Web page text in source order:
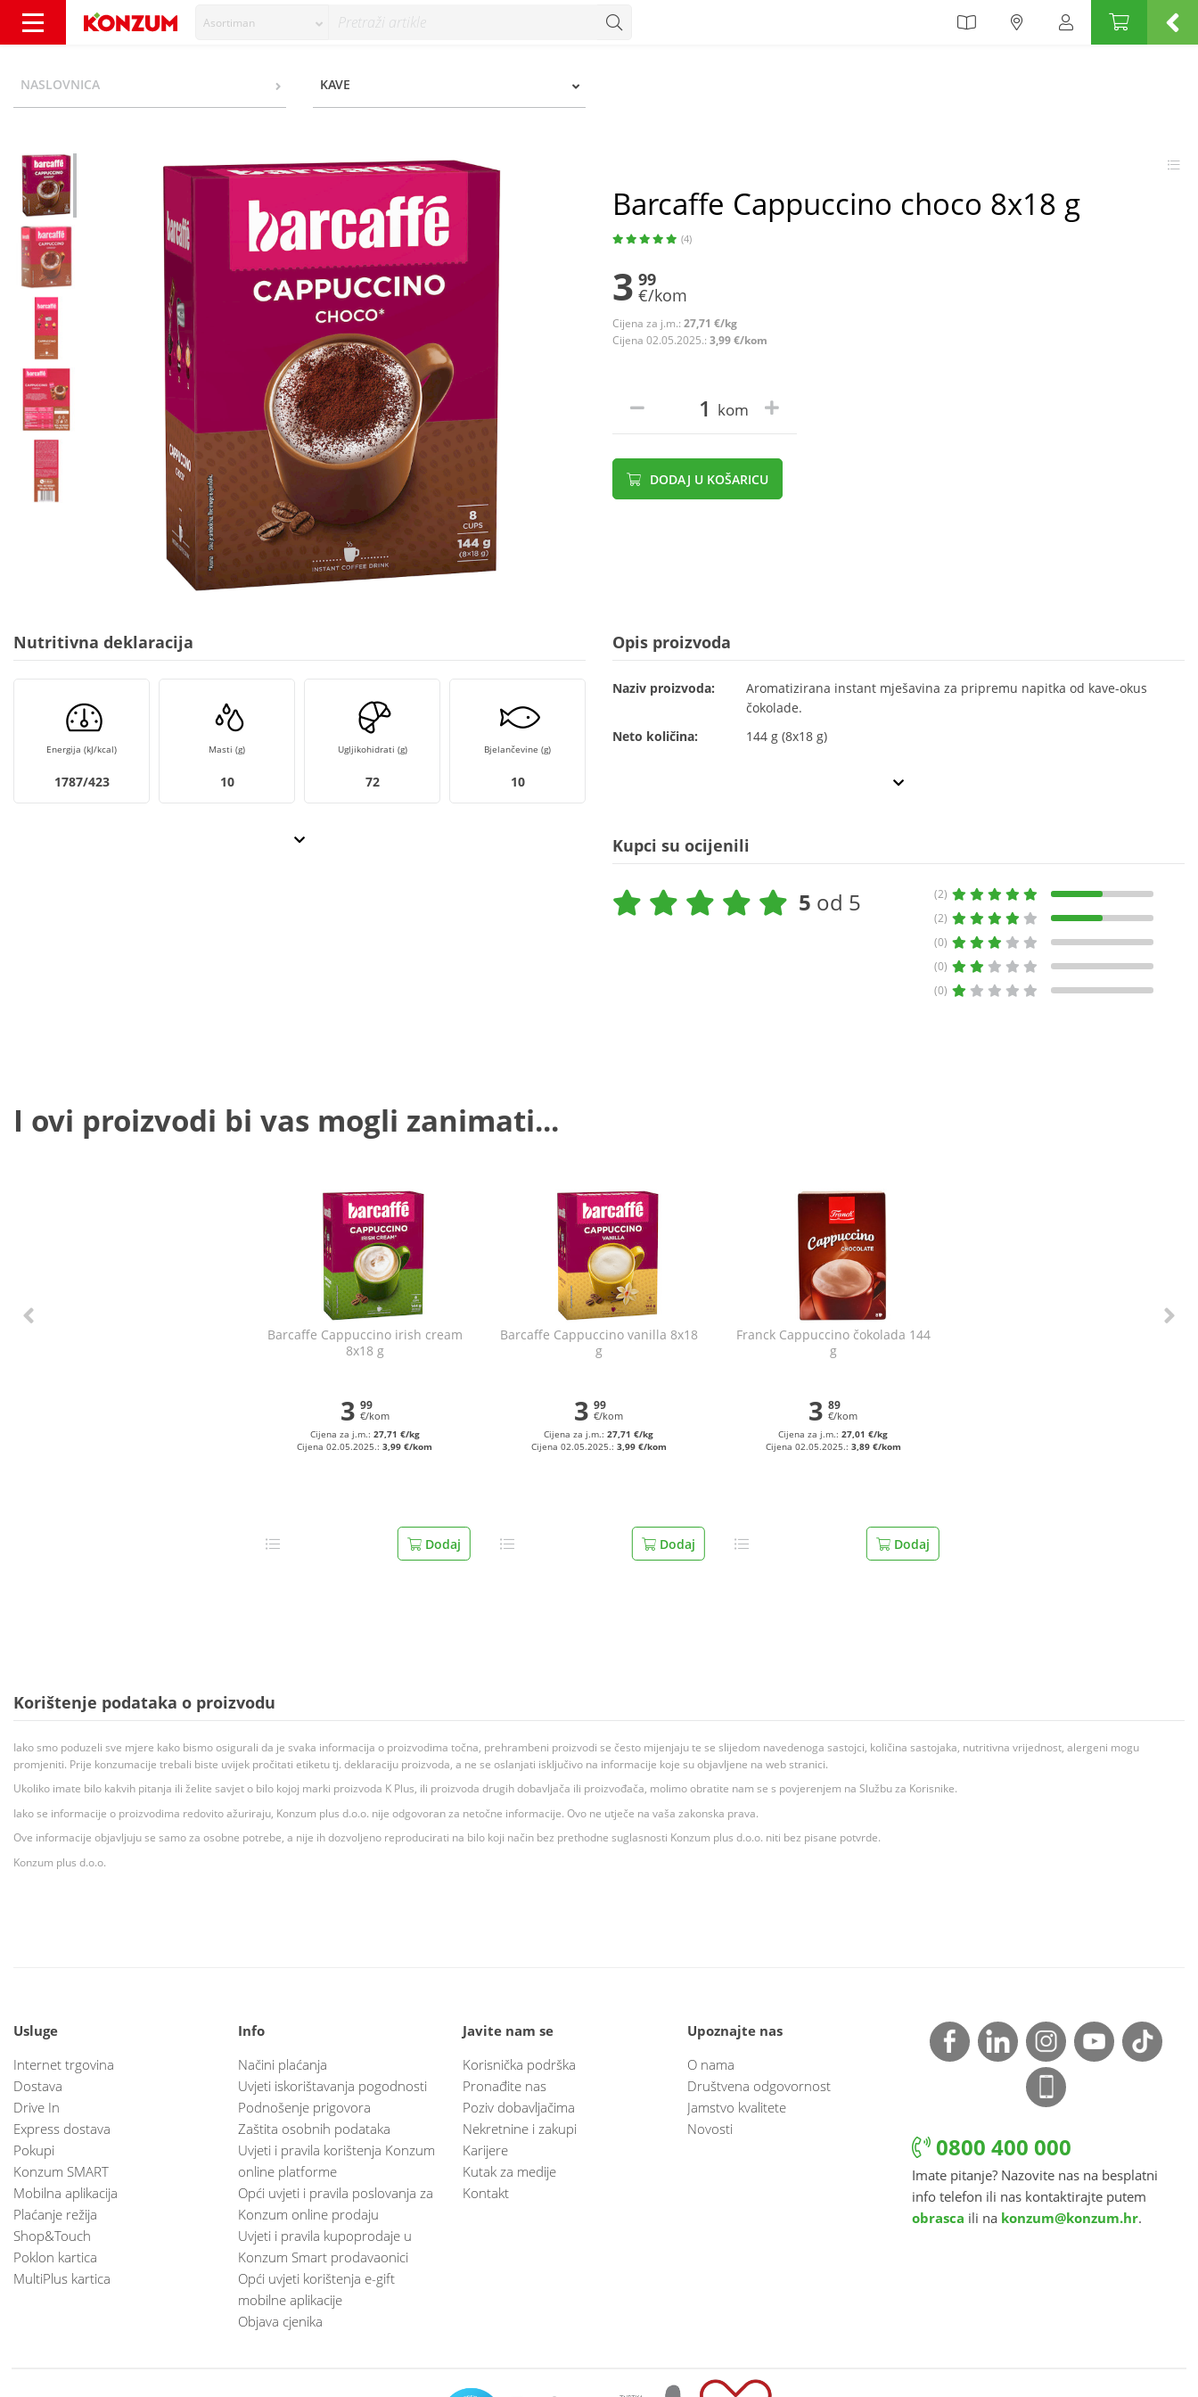
Asortiman
NASLOVNICA KAVE
Barcaffe Cappuccino choco 8x18 g
(4)
3 99
€/kom
Cijena za j.m.: 27,71 €/kg
Cijena 02.05.2025.: 3,99 €/kom
kom
DODAJ U KOŠARICU
Nutritivna deklaracija
Energija (kJ/kcal)
1787/423
Masti (g)
10
Ugljikohidrati (g)
72
Bjelančevine (g)
10
Opis proizvoda
Naziv proizvoda:
Aromatizirana instant mješavina za pripremu napitka od kave-okus
čokolade.
Neto količina:
144 g (8x18 g)
Kupci su ocijenili
5 od 5
(2)
(2)
(0)
(0)
(0)
I ovi proizvodi bi vas mogli zanimati...
Barcaffe Cappuccino irish cream
8x18 g
3 99
€/kom
Cijena za j.m.: 27,71 €/kg
Cijena 02.05.2025.:3,99 €/kom
Dodaj
Barcaffe Cappuccino vanilla 8x18
g
3 99
€/kom
Cijena za j.m.:27,71 €/kg
Cijena 02.05.2025.: 3,99 €/kom
Dodaj
Franck Cappuccino čokolada 144
g
3 89
€/kom
Cijena za j.m.:27,01 €/kg
Cijena 02.05.2025.: 3,89 €/kom
Dodaj
Korištenje podataka o proizvodu
Iako smo poduzeli sve mjere kako bismo osigurali da je svaka informacija o proizvodima točna, prehrambeni proizvodi se često mijenjaju te se slijedom navedenoga sastojci, količina sastojaka, nutritivna vrijednost, alergeni mogu
promjeniti. Prije konzumacije trebali biste uvijek pročitati etiketu tj. deklaraciju proizvoda, a ne se oslanjati isključivo na informacije koje su objavljene na web stranici.
Ukoliko imate bilo kakvih pitanja ili želite savjet o bilo kojoj marki proizvoda K Plus, ili proizvoda drugih dobavljača ili proizvođača, molimo obratite nam se s povjerenjem na Službu za Korisnike.
Iako se informacije o proizvodima redovito ažuriraju, Konzum plus d.o.o. nije odgovoran za netočne informacije. Ovo ne utječe na vaša zakonska prava.
Ove informacije objavljuju se samo za osobne potrebe, a nije ih dozvoljeno reproducirati na bilo koji način bez prethodne suglasnosti Konzum plus d.o.o. niti bez pisane potvrde.
Konzum plus d.o.o.
Usluge
Internet trgovina
Dostava
Drive In
Express dostava
Pokupi
Konzum SMART
Mobilna aplikacija
Plaćanje režija
Shop&Touch
Poklon kartica
MultiPlus kartica
Info
Načini plaćanja
Uvjeti iskorištavanja pogodnosti
Podnošenje prigovora
Zaštita osobnih podataka
Uvjeti i pravila korištenja Konzum
online platforme
Opći uvjeti i pravila poslovanja za
Konzum online prodaju
Uvjeti i pravila kupoprodaje u
Konzum Smart prodavaonici
Opći uvjeti korištenja e-gift
mobilne aplikacije
Objava cjenika
Javite nam se
Korisnička podrška
Pronađite nas
Poziv dobavljačima
Nekretnine i zakupi
Karijere
Kutak za medije
Kontakt
Upoznajte nas
O nama
Društvena odgovornost
Jamstvo kvalitete
Novosti
0800 400 000
Imate pitanje? Nazovite nas na besplatni
info telefon ili nas kontaktirajte putem
obrasca ili na konzum@konzum.hr.